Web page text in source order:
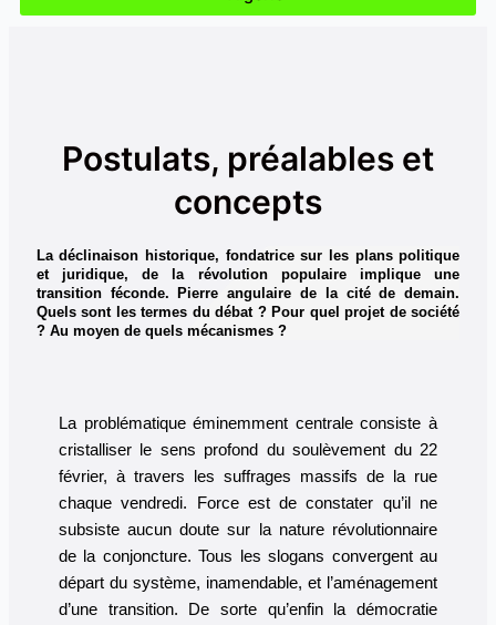
Postulats, préalables et
concepts
La déclinaison historique, fondatrice sur les plans politique
et juridique, de la révolution populaire implique une
transition féconde. Pierre angulaire de la cité de demain.
Quels sont les termes du débat ? Pour quel projet de société
? Au moyen de quels mécanismes ?
La problématique éminemment centrale consiste à
cristalliser le sens profond du soulèvement du 22
février, à travers les suffrages massifs de la rue
chaque vendredi. Force est de constater qu’il ne
subsiste aucun doute sur la nature révolutionnaire
de la conjoncture. Tous les slogans convergent au
départ du système, inamendable, et l’aménagement
d’une transition. De sorte qu’enfin la démocratie